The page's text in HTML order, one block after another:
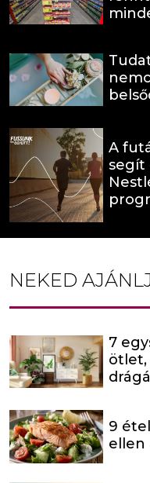
A
segít
NEKED
7
ötlet,
9
ellen